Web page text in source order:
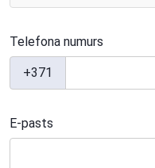
Telefona numurs
+371
E-pasts